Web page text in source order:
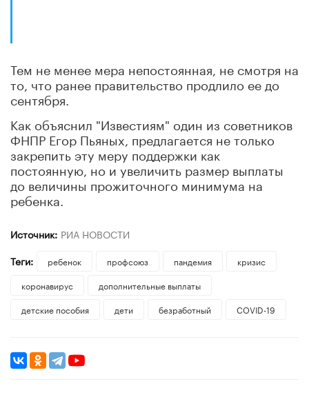
Тем не менее мера непостоянная, не смотря на
то, что ранее правительство продлило ее до
сентября.
Как объяснил "Известиям" один из советников
ФНПР Егор Пьяных, предлагается не только
закрепить эту меру поддержки как
постоянную, но и увеличить размер выплаты
до величины прожиточного минимума на
ребенка.
Источник: РИА НОВОСТИ
Теги:
ребенок профсоюз пандемия
кризис
коронавирус
дополнительные выплаты
детские пособия
дети безработный COVID-19